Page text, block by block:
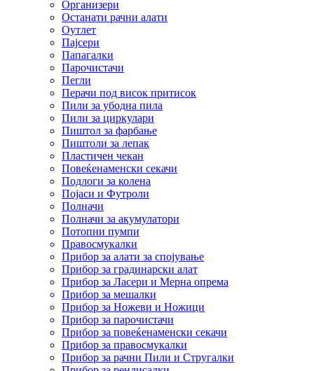
Организери
Останати рачни алати
Оутлет
Пајсери
Папагалки
Парочистачи
Пегли
Перачи под висок притисок
Пили за убодна пила
Пили за циркулари
Пиштол за фарбање
Пиштоли за лепак
Пластичен чекан
Повеќенаменски секачи
Подлоги за колена
Појаси и Футроли
Полначи
Полначи за акумулатори
Потопни пумпи
Правосмукалки
Прибор за алати за спојување
Прибор за градинарски алат
Прибор за Ласери и Мерна опрема
Прибор за мешалки
Прибор за Ножеви и Ножици
Прибор за парочистачи
Прибор за повеќенаменски секачи
Прибор за правосмукалки
Прибор за рачни Пили и Стругалки